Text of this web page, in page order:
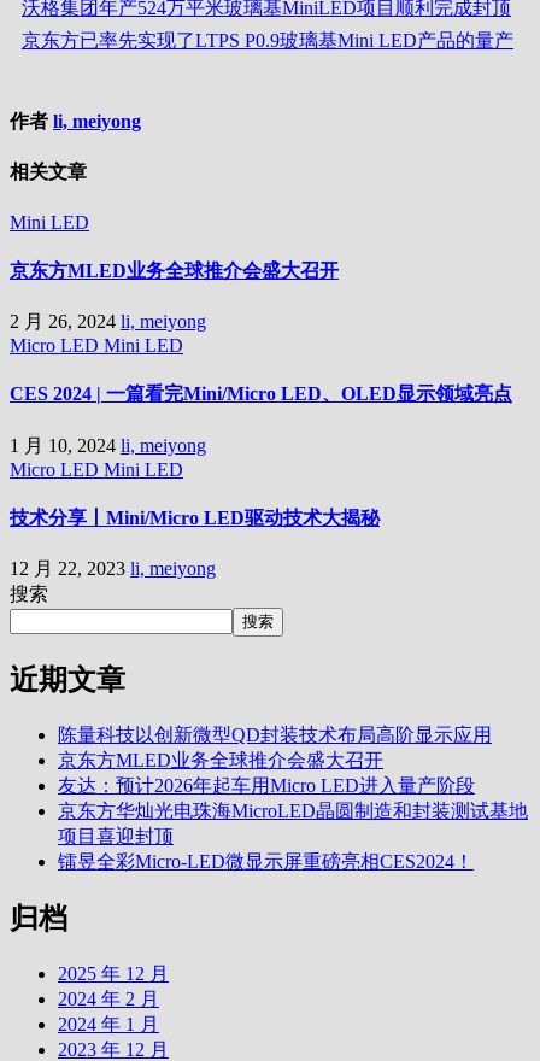
沃格集团年产524万平米玻璃基MiniLED项目顺利完成封顶
京东方已率先实现了LTPS P0.9玻璃基Mini LED产品的量产
作者 li, meiyong
相关文章
Mini LED
京东方MLED业务全球推介会盛大召开
2 月 26, 2024 li, meiyong
Micro LED Mini LED
CES 2024 | 一篇看完Mini/Micro LED、OLED显示领域亮点
1 月 10, 2024 li, meiyong
Micro LED Mini LED
技术分享丨Mini/Micro LED驱动技术大揭秘
12 月 22, 2023 li, meiyong
搜索
搜索
近期文章
陈量科技以创新微型QD封装技术布局高阶显示应用
京东方MLED业务全球推介会盛大召开
友达：预计2026年起车用Micro LED进入量产阶段
京东方华灿光电珠海MicroLED晶圆制造和封装测试基地
项目喜迎封顶
镭昱全彩Micro-LED微显示屏重磅亮相CES2024！
归档
2025 年 12 月
2024 年 2 月
2024 年 1 月
2023 年 12 月